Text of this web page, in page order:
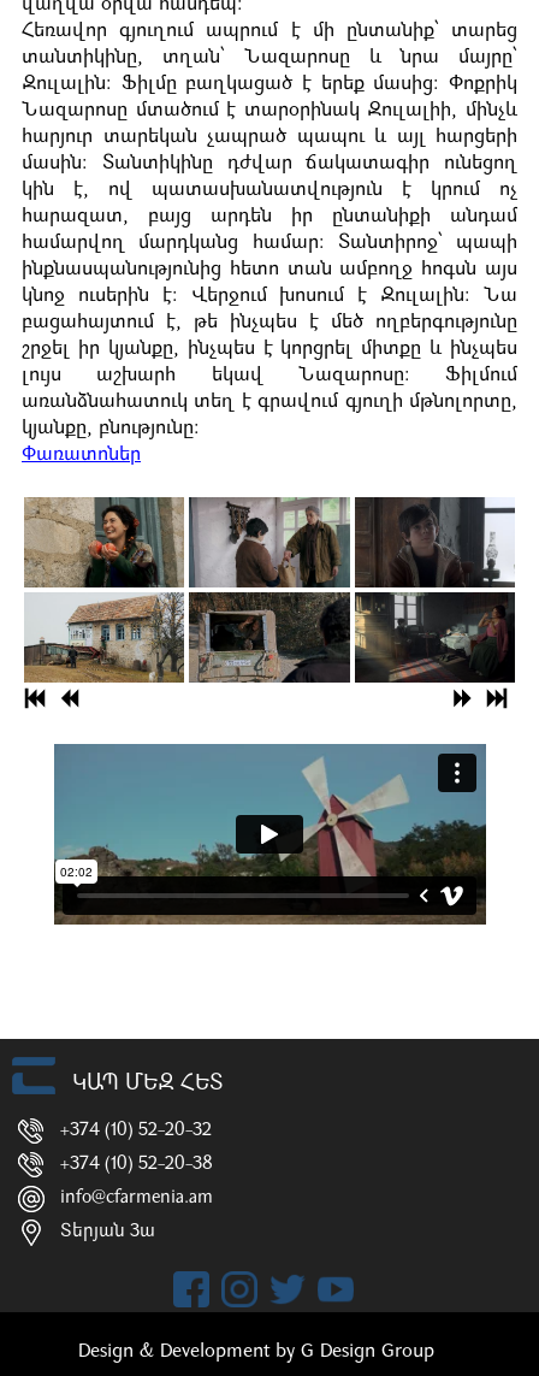
վաղվա օրվա հանդեպ:
Հեռավոր գյուղում ապրում է մի ընտանիք՝ տարեց
տանտիկինը, տղան՝ Նազարոսը և նրա մայրը՝
Զուլալին: Ֆիլմը բաղկացած է երեք մասից: Փոքրիկ
Նազարոսը մտածում է տարօրինակ Զուլալիի, մինչև
հարյուր տարեկան չապրած պապու և այլ հարցերի
մասին: Տանտիկինը դժվար ճակատագիր ունեցող
կին է, ով պատասխանատվություն է կրում ոչ
հարազատ, բայց արդեն իր ընտանիքի անդամ
համարվող մարդկանց համար: Տանտիրոջ՝ պապի
ինքնասպանությունից հետո տան ամբողջ հոգսն այս
կնոջ ուսերին է: Վերջում խոսում է Զուլալին: Նա
բացահայտում է, թե ինչպես է մեծ ողբերգությունը
շրջել իր կյանքը, ինչպես է կորցրել միտքը և ինչպես
լույս աշխարհ եկավ Նազարոսը: Ֆիլմում
առանձնահատուկ տեղ է գրավում գյուղի մթնոլորտը,
կյանքը, բնությունը:
Փառատոներ
ԿԱՊ ՄԵԶ ՀԵՏ
+374 (10) 52-20-32
+374 (10) 52-20-38
info@cfarmenia.am
Տերյան 3ա
Design & Development by G Design Group